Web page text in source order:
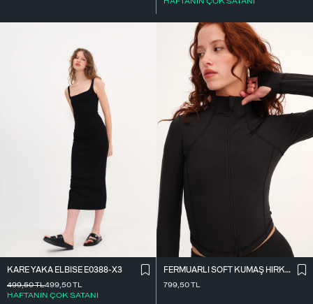
KARE YAKA ELBISE E0388-X3
499,50TL
HAFTANIN ÇOK SATANI
499,50TL
FERMUARLI SOFT KUMAŞ HIRKA H0089
799,50TL